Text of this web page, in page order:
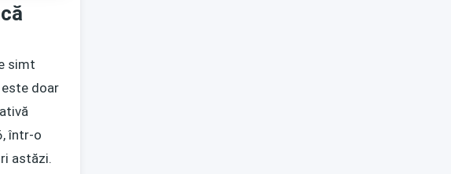
simt
este doar
într-o
astăzi.